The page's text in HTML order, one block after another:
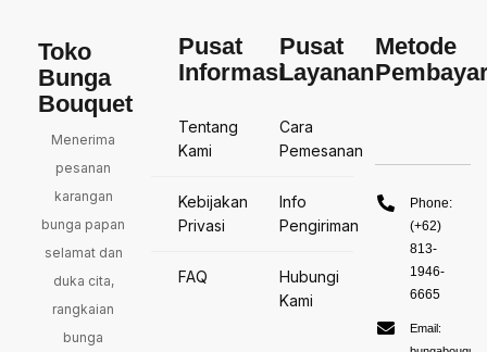
Toko
Bunga
Bouquet
Menerima
pesanan
karangan
bunga papan
selamat dan
duka cita,
rangkaian
bunga
Pusat
Informasi
Tentang
Kami
Kebijakan
Privasi
FAQ
Pusat
Layanan
Cara
Pemesanan
Info
Pengiriman
Hubungi
Kami
Metode
Phone:
(+62)
813-
1946-
6665
Email: